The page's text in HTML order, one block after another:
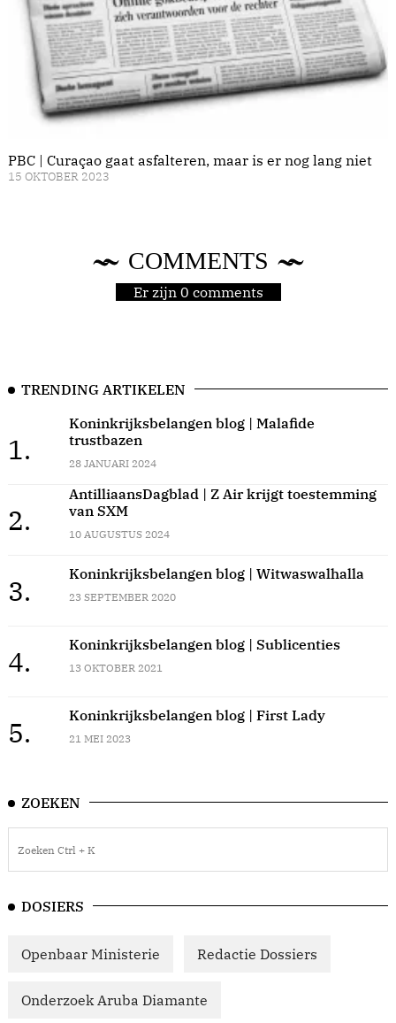
PBC | Curaçao gaat asfalteren, maar is er nog lang niet
15 OKTOBER 2023
COMMENTS
Er zijn 0 comments
TRENDING ARTIKELEN
1.
Koninkrijksbelangen blog | Malafide
trustbazen
28 JANUARI 2024
2.
AntilliaansDagblad | Z Air krijgt toestemming
van SXM
10 AUGUSTUS 2024
3.
Koninkrijksbelangen blog | Witwaswalhalla
23 SEPTEMBER 2020
4.
Koninkrijksbelangen blog | Sublicenties
13 OKTOBER 2021
5.
Koninkrijksbelangen blog | First Lady
21 MEI 2023
ZOEKEN
DOSIERS
Openbaar Ministerie Redactie Dossiers
Onderzoek Aruba Diamante